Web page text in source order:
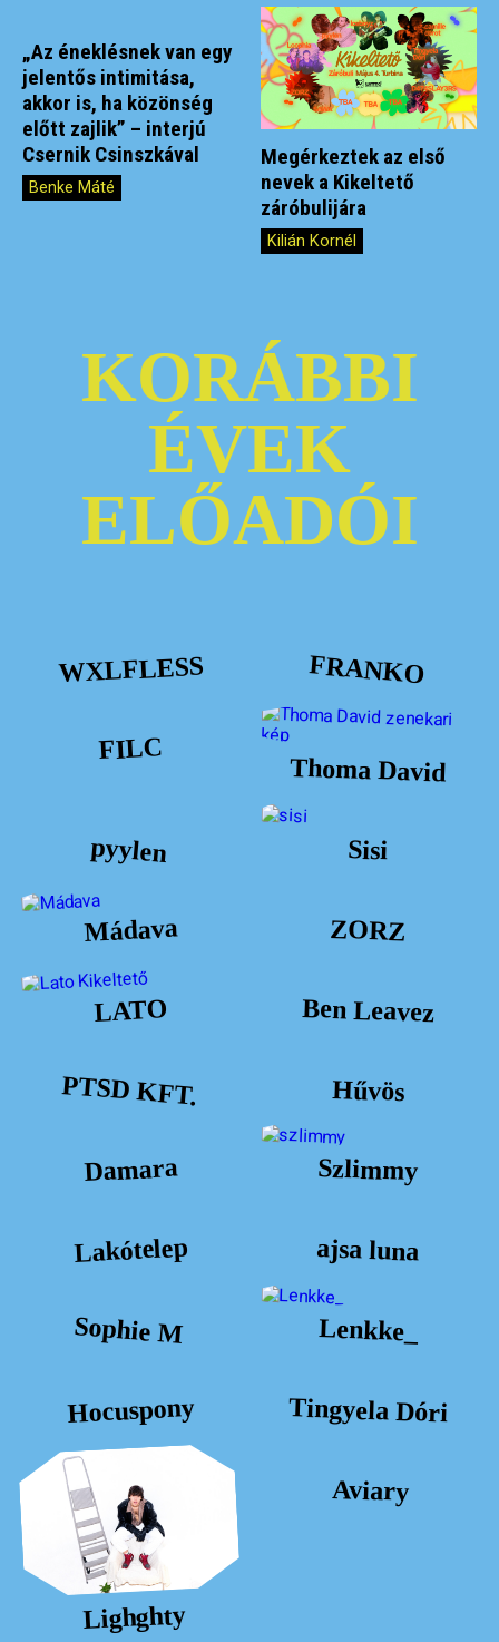
„Az éneklésnek van egy
jelentős intimitása,
akkor is, ha közönség
előtt zajlik” – interjú
Csernik Csinszkával
Benke Máté
Megérkeztek az első
nevek a Kikeltető
záróbulijára
Kilián Kornél
KORÁBBI
ÉVEK
ELŐADÓI
WXLFLESS FRANKO
FILC
Thoma David
pyylen Sisi
Mádava ZORZ
LATO Ben Leavez
PTSD KFT. Hűvös
Damara Szlimmy
Lakótelep ajsa luna
Sophie M Lenkke_
Hocuspony Tingyela Dóri
Lighghty
Aviary